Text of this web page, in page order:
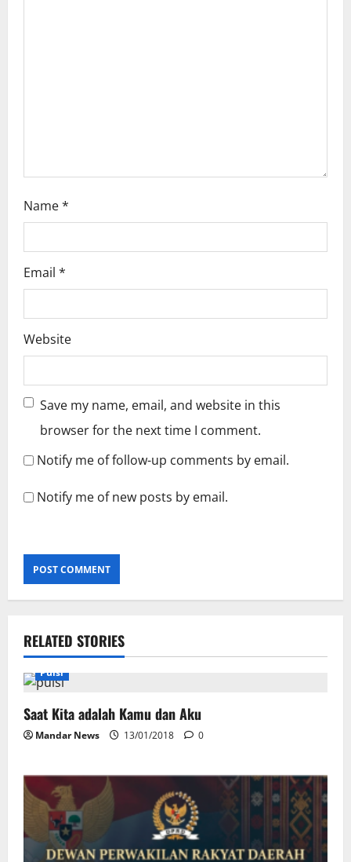
Name*
Email *
Website
Save my name, email, and website in this
browser for the next time I comment.
Notify me of follow-up comments by email.
Notify me of new posts by email.
RELATED STORIES
Puisi
Saat Kita adalah Kamu dan Aku
Mandar News 13/01/2018 0